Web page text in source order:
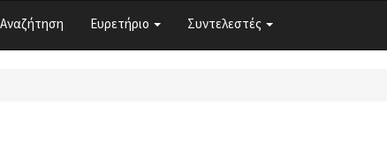
Αναζήτηση Ευρετήριο Συντελεστές